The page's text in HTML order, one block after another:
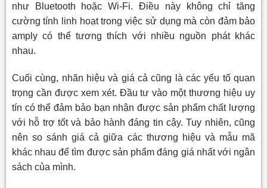
như Bluetooth hoặc Wi-Fi. Điều này không chỉ tăng
cường tính linh hoạt trong việc sử dụng mà còn đảm bảo
amply có thể tương thích với nhiều nguồn phát khác
nhau.
Cuối cùng, nhãn hiệu và giá cả cũng là các yếu tố quan
trọng cần được xem xét. Đầu tư vào một thương hiệu uy
tín có thể đảm bảo bạn nhận được sản phẩm chất lượng
với hỗ trợ tốt và bảo hành đáng tin cậy. Tuy nhiên, cũng
nên so sánh giá cả giữa các thương hiệu và mẫu mã
khác nhau để tìm được sản phẩm đáng giá nhất với ngân
sách của mình.